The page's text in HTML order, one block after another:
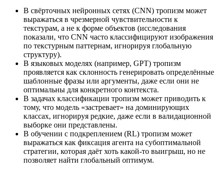
В свёрточных нейронных сетях (CNN) тропизм может
выражаться в чрезмерной чувствительности к
текстурам, а не к форме объектов (исследования
показали, что CNN часто классифицируют изображения
по текстурным паттернам, игнорируя глобальную
структуру).
В языковых моделях (например, GPT) тропизм
проявляется как склонность генерировать определённые
шаблонные фразы или аргументы, даже если они не
оптимальны для конкретного контекста.
В задачах классификации тропизм может приводить к
тому, что модель «застревает» на доминирующих
классах, игнорируя редкие, даже если в валидационной
выборке они представлены.
В обучении с подкреплением (RL) тропизм может
выражаться как фиксация агента на субоптимальной
стратегии, которая даёт хоть какой‑то выигрыш, но не
позволяет найти глобальный оптимум.